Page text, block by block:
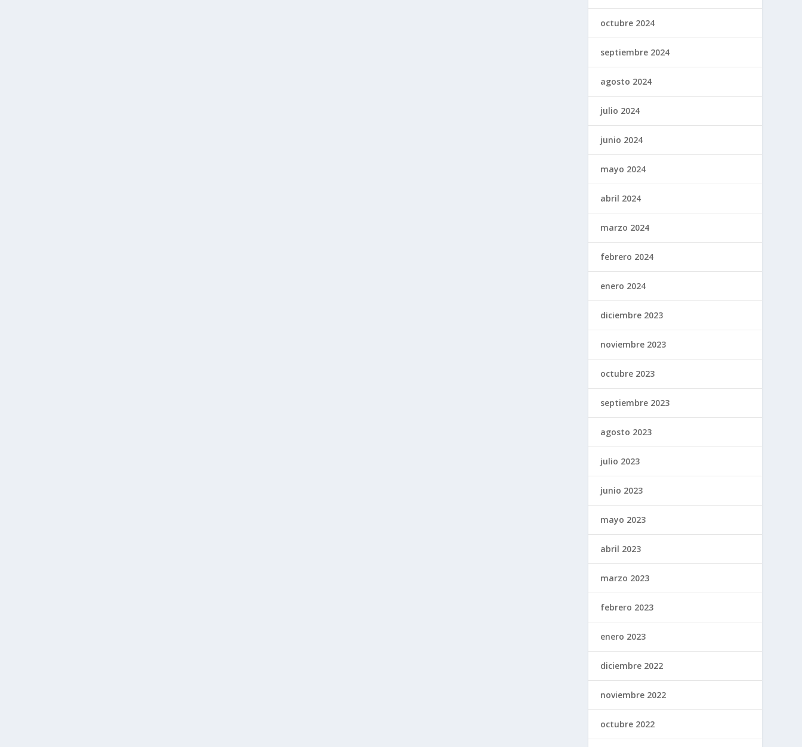
octubre 2024
septiembre 2024
agosto 2024
julio 2024
junio 2024
mayo 2024
abril 2024
marzo 2024
febrero 2024
enero 2024
diciembre 2023
noviembre 2023
octubre 2023
septiembre 2023
agosto 2023
julio 2023
junio 2023
mayo 2023
abril 2023
marzo 2023
febrero 2023
enero 2023
diciembre 2022
noviembre 2022
octubre 2022